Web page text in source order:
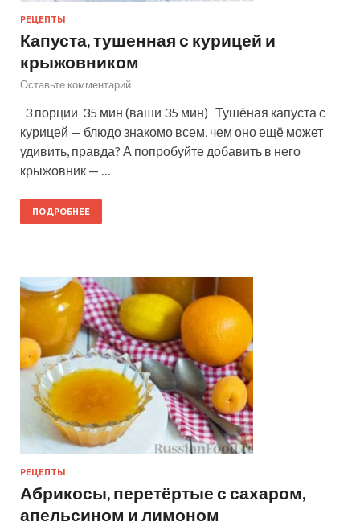
РЕЦЕПТЫ
Капуста, тушенная с курицей и
крыжовником
Оставьте комментарий
3 порции 35 мин (ваши 35 мин) Тушёная капуста с
курицей — блюдо знакомо всем, чем оно ещё может
удивить, правда? А попробуйте добавить в него
крыжовник — …
ПОДРОБНЕЕ
РЕЦЕПТЫ
Абрикосы, перетёртые с сахаром,
апельсином и лимоном